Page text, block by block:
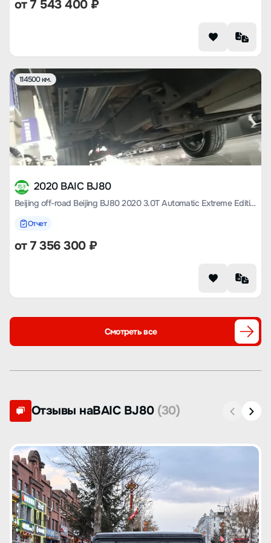
от7 543 400₽
114500 км.
2020 BAIC BJ80
Beijing off-road Beijing BJ80 2020 3.0T Automatic Extreme Edition
Отчет
от7 356 300₽
Смотреть все
Отзывы наBAIC BJ80 (30)